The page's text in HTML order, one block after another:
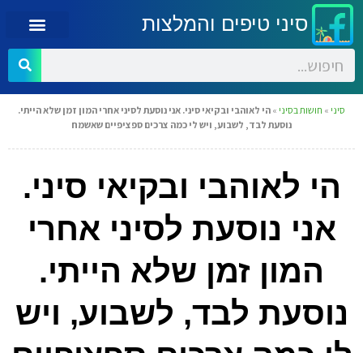
סיני טיפים והמלצות
סיני » חושות בסיני » הי לאוהבי ובקיאי סיני. אני נוסעת לסיני אחרי המון זמן שלא הייתי.
נוסעת לבד, לשבוע, ויש לי כמה צרכים ספציפיים שאשמח
הי לאוהבי ובקיאי סיני.
אני נוסעת לסיני אחרי
המון זמן שלא הייתי.
נוסעת לבד, לשבוע, ויש